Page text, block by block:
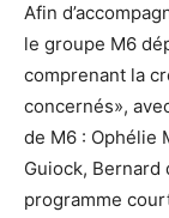
Afin
le groupe M6
comprenant la
concernés»,
de M6 : Ophélie
Guiock, Bernard
programme